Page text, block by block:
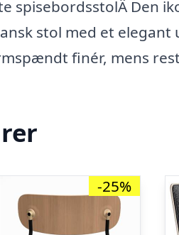
spisebordsstolÂ Den
stol med et
finér, mens
-25%